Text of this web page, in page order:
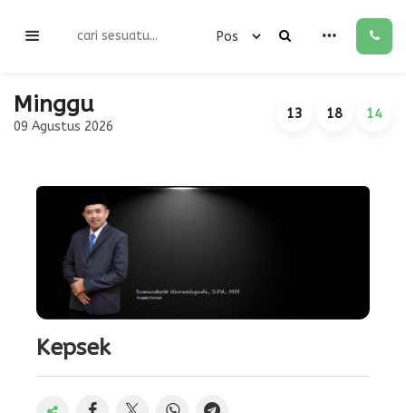
Minggu
09 Agustus 2026
13 18 14
Kepsek